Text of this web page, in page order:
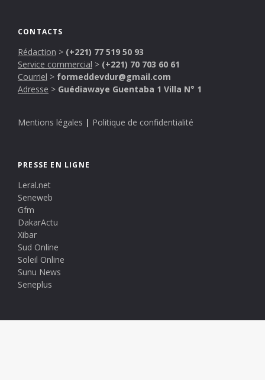
CONTACTS
Rédaction > (+221) 77 519 50 93
Service commercial > (+221) 70 703 60 61
Courriel > formeddevdur@gmail.com
Adresse > Guédiawaye Guentaba 1 Villa N° 1
Mentions légales | Politique de confidentialité
PRESSE EN LIGNE
Leral.net
Seneweb
Gfm
DakarActu
Xibar
Sud Online
Soleil Online
Sunu News
Seneplus